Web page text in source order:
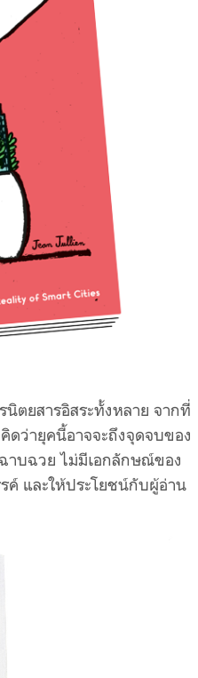
ตยสารอิสระทั้งหลาย จากที่
ดว่ายุคนี้อาจจะถึงจุดจบของ
าบฉวย ไม่มีเอกลักษณ์ของ
ค์ และให้ประโยชน์กับผู้อ่าน